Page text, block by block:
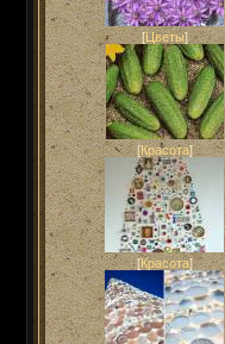
[Цветы]
[Красота]
[Красота]